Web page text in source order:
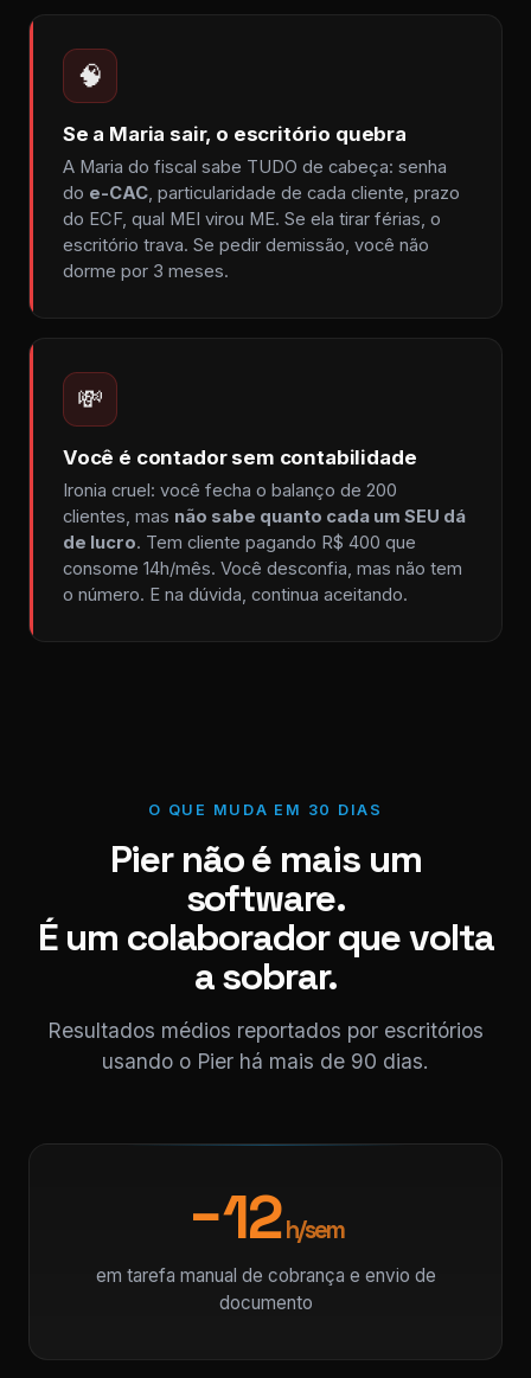
🧠
Se a Maria sair, o escritório quebra
A Maria do fiscal sabe TUDO de cabeça: senha
do e-CAC, particularidade de cada cliente, prazo
do ECF, qual MEI virou ME. Se ela tirar férias, o
escritório trava. Se pedir demissão, você não
dorme por 3 meses.
💸
Você é contador sem contabilidade
Ironia cruel: você fecha o balanço de 200
clientes, mas não sabe quanto cada um SEU dá
de lucro. Tem cliente pagando R$ 400 que
consome 14h/mês. Você desconfia, mas não tem
o número. E na dúvida, continua aceitando.
O QUE MUDA EM 30 DIAS
Pier não é mais um
software.
É um colaborador que volta
a sobrar.
Resultados médios reportados por escritórios
usando o Pier há mais de 90 dias.
−12h/sem
em tarefa manual de cobrança e envio de
documento